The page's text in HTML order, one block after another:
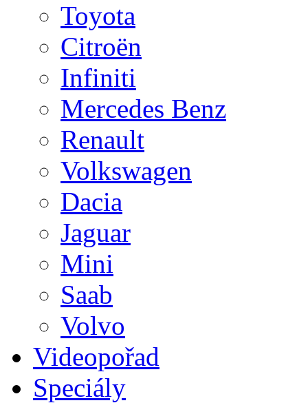
Toyota
Citroën
Infiniti
Mercedes Benz
Renault
Volkswagen
Dacia
Jaguar
Mini
Saab
Volvo
Videopořad
Speciály